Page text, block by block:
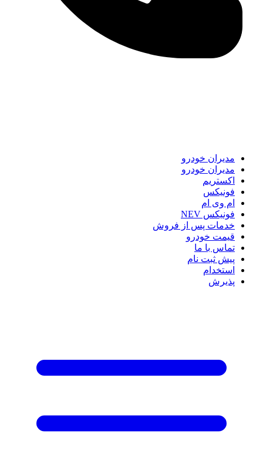
مدیران خودرو
مدیران خودرو
اکستریم
فونیکس
ام وی ام
فونیکس NEV
خدمات پس از فروش
قیمت خودرو
تماس با ما
پیش ثبت نام
استخدام
پذیرش